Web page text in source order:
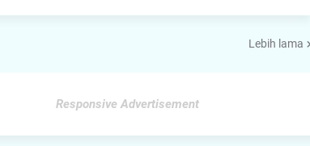
Lebih lama
Responsive Advertisement